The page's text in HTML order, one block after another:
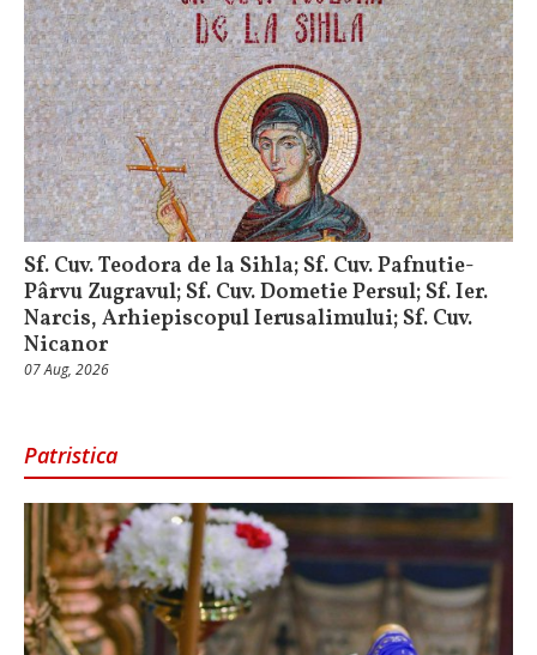
Sf. Cuv. Teodora de la Sihla; Sf. Cuv. Pafnutie-
Pârvu Zugravul; Sf. Cuv. Dometie Persul; Sf. Ier.
Narcis, Arhiepiscopul Ierusalimului; Sf. Cuv.
Nicanor
07 Aug, 2026
Patristica